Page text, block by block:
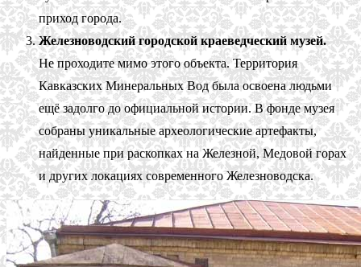
приход города.
Железноводский городской краеведческий музей.
Не проходите мимо этого объекта. Территория
Кавказских Минеральных Вод была освоена людьми
ещё задолго до официальной истории. В фонде музея
собраны уникальные археологические артефакты,
найденные при раскопках на Железной, Медовой горах
и других локациях современного Железноводска.